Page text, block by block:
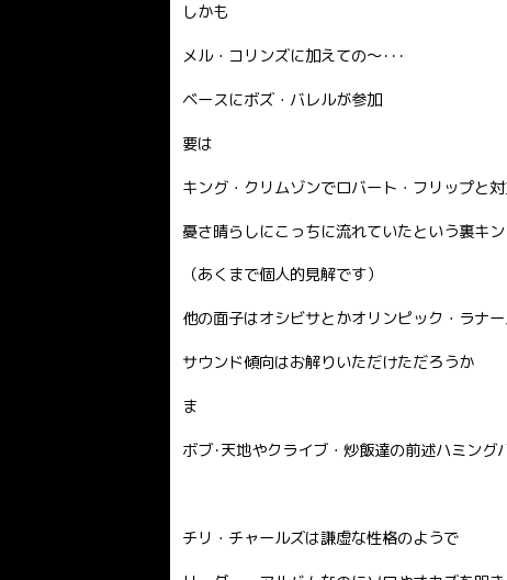
しかも
メル・コリンズに加えての〜･･･
ベースにボズ・バレルが参加
要は
キング・クリムゾンでロバート・フリップと
憂さ晴らしにこっちに流れていたという裏キ
（あくまで個人的見解です）
他の面子はオシビサとかオリンピック・ラナ
サウンド傾向はお解りいただけただろうか
ま
ボブ･天地やクライブ・炒飯達の前述ハミング
チリ・チャールズは謙虚な性格のようで